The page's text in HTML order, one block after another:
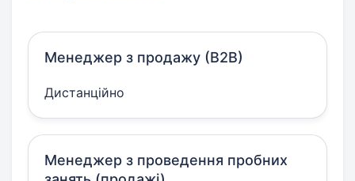
Менеджер з продажу (В2В)
Дистанційно
Менеджер з проведення пробних